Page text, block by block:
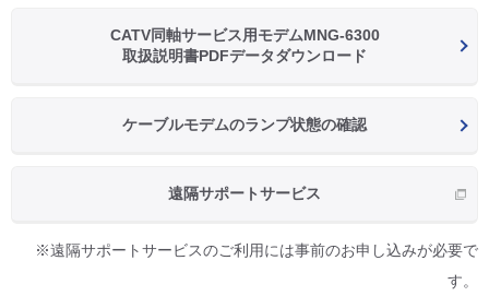
CATV同軸サービス用モデムMNG-6300
取扱説明書PDFデータダウンロード
ケーブルモデムのランプ状態の確認
遠隔サポートサービス
※遠隔サポートサービスのご利用には事前のお申し込みが必要で
す。